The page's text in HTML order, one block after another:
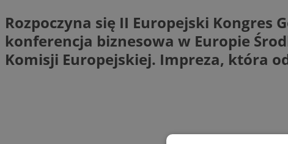
Rozpoczyna się II Europejski Kongres
konferencja biznesowa w Europie
Komisji Europejskiej. Impreza, która